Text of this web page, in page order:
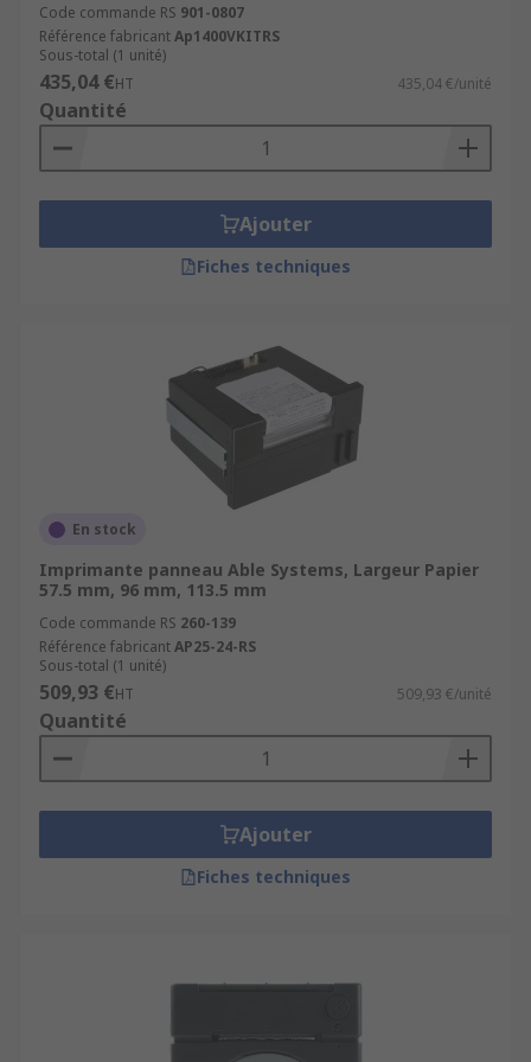
configurations et paramètres de l'imprimante,
propres à chaque produit.
Code commande RS 901-0807
Référence fabricantAp1400VKITRS
Sous-total (1 unité)
435,04 €HT 435,04 €/unité
Quantité
Ajouter
Fiches techniques
En stock
Imprimante panneau Able Systems, Largeur Papier
57.5 mm, 96 mm, 113.5 mm
Code commande RS 260-139
Référence fabricantAP25-24-RS
Sous-total (1 unité)
509,93 €HT 509,93 €/unité
Quantité
Ajouter
Fiches techniques